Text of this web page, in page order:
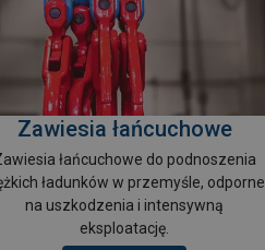
Zawiesia łańcuchowe
łańcuchowe do podnoszenia
ładunków w przemyśle, odporne
na uszkodzenia i intensywną
eksploatację.